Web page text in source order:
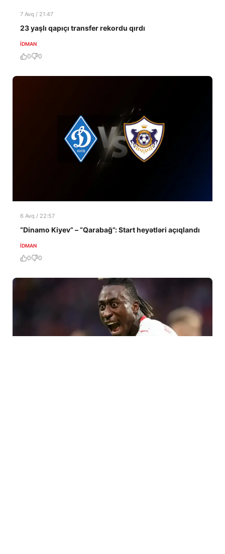
7 Avq / 21:47
23 yaşlı qapıçı transfer rekordu qırdı
İDMAN
0 0
6 Avq / 22:57
“Dinamo Kiyev” – “Qarabağ”: Start heyətləri açıqlandı
İDMAN
0 0